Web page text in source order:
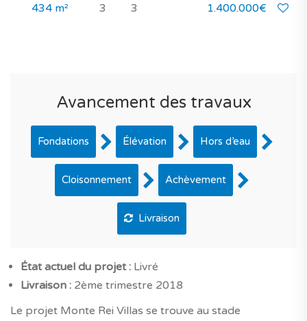
434 m²
3 3 1.400.000€
Avancement des travaux
Fondations Élévation Hors d’eau
Cloisonnement Achèvement
Livraison
État actuel du projet : Livré
Livraison : 2ème trimestre 2018
Le projet Monte Rei Villas se trouve au stade